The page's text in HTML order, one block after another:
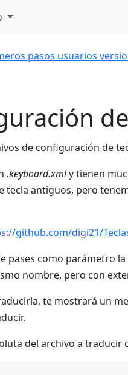
pasos usuarios
de configuración de
.keyboard.xmly tienen
tecla antiguos, pero
github.com/digi21/
pases como parámetro
nombre, pero con
te mostrará un
del archivo a traducir